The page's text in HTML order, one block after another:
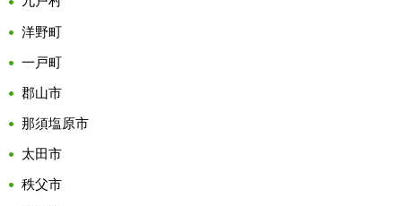
洋野町
一戸町
郡山市
那須塩原市
太田市
秩父市